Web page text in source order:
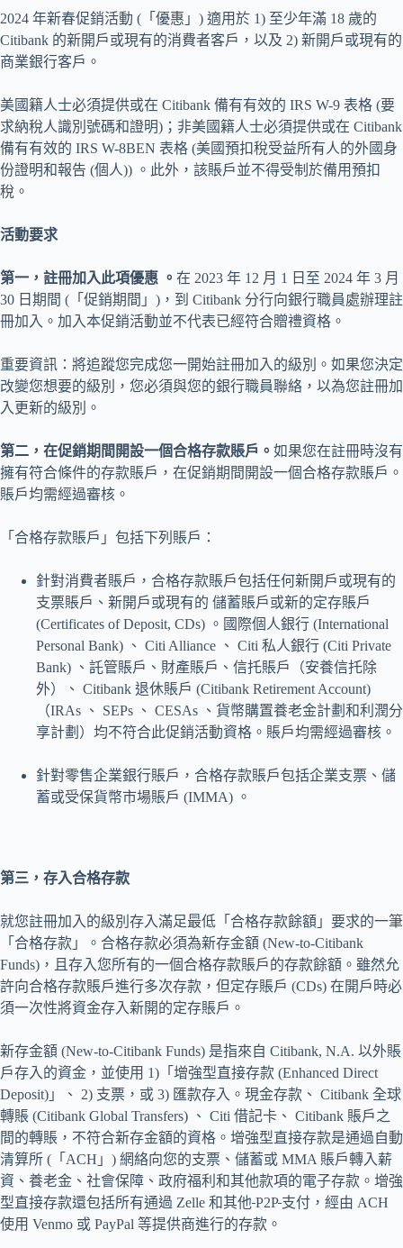
2024 年新春促銷活動 (「優惠」) 適用於 1) 至少年滿 18 歲的
Citibank 的新開戶或現有的消費者客戶，以及 2) 新開戶或現有的
商業銀行客戶。
美國籍人士必須提供或在 Citibank 備有有效的 IRS W-9 表格 (要
求納稅人識別號碼和證明)；非美國籍人士必須提供或在 Citibank
備有有效的 IRS W-8BEN 表格 (美國預扣稅受益所有人的外國身
份證明和報告 (個人)) 。此外，該賬戶並不得受制於備用預扣
稅。
活動要求
第一，註冊加入此項優惠 。 在 2023 年 12 月 1 日至 2024 年 3 月
30 日期間 (「促銷期間」)，到 Citibank 分行向銀行職員處辦理註
冊加入。加入本促銷活動並不代表已經符合贈禮資格。
重要資訊：將追蹤您完成您一開始註冊加入的級別。如果您決定
改變您想要的級別，您必須與您的銀行職員聯絡，以為您註冊加
入更新的級別。
第二，在促銷期間開設一個合格存款賬戶。 如果您在註冊時沒有
擁有符合條件的存款賬戶，在促銷期間開設一個合格存款賬戶。
賬戶均需經過審核。
「合格存款賬戶」包括下列賬戶：
針對消費者賬戶，合格存款賬戶包括任何新開戶或現有的
支票賬戶、新開戶或現有的 儲蓄賬戶或新的定存賬戶
(Certificates of Deposit, CDs) 。國際個人銀行 (International
Personal Bank) 、 Citi Alliance 、 Citi 私人銀行 (Citi Private
Bank) 、託管賬戶、財產賬戶、信托賬戶（安養信托除
外）、 Citibank 退休賬戶 (Citibank Retirement Account)
（IRAs 、 SEPs 、 CESAs 、貨幣購置養老金計劃和利潤分
享計劃）均不符合此促銷活動資格。賬戶均需經過審核。
針對零售企業銀行賬戶，合格存款賬戶包括企業支票、儲
蓄或受保貨幣市場賬戶 (IMMA) 。
第三，存入合格存款
就您註冊加入的級別存入滿足最低「合格存款餘額」要求的一筆
「合格存款」。合格存款必須為新存金額 (New-to-Citibank
Funds)，且存入您所有的一個合格存款賬戶的存款餘額。雖然允
許向合格存款賬戶進行多次存款，但定存賬戶 (CDs) 在開戶時必
須一次性將資金存入新開的定存賬戶。
新存金額 (New-to-Citibank Funds) 是指來自 Citibank, N.A. 以外賬
戶存入的資金，並使用 1)「增強型直接存款 (Enhanced Direct
Deposit)」、 2) 支票，或 3) 匯款存入。現金存款、 Citibank 全球
轉賬 (Citibank Global Transfers) 、 Citi 借記卡、 Citibank 賬戶之
間的轉賬，不符合新存金額的資格。增強型直接存款是通過自動
清算所 (「ACH」) 網絡向您的支票、儲蓄或 MMA 賬戶轉入薪
資、養老金、社會保障、政府福利和其他款項的電子存款。增強
型直接存款還包括所有通過 Zelle 和其他 P2P 支付，經由 ACH
使用 Venmo 或 PayPal 等提供商進行的存款。